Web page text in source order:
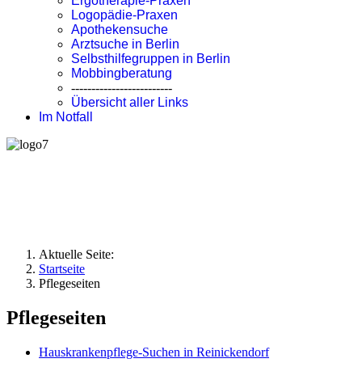
Logopädie-Praxen
Apothekensuche
Arztsuche in Berlin
Selbsthilfegruppen in Berlin
Mobbingberatung
-------------------------
Übersicht aller Links
Im Notfall
Aktuelle Seite:
Startseite
Pflegeseiten
Pflegeseiten
Hauskrankenpflege-Suchen in Reinickendorf